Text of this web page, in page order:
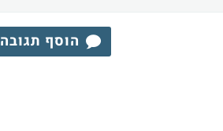
הוסף תגובה